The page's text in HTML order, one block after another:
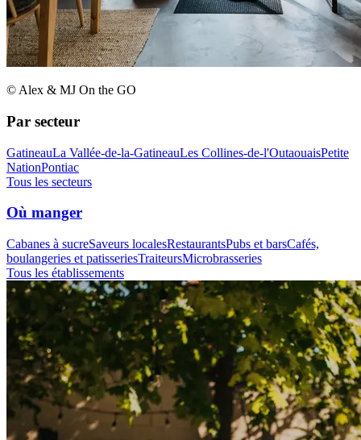
© Alex & MJ On the GO
Par secteur
GatineauLa Vallée-de-la-GatineauLes Collines-de-l'OutaouaisPetite
NationPontiac
Tous les secteurs
Où manger
Cabanes à sucreSaveurs localesRestaurantsPubs et barsCafés,
boulangeries et patisseriesTraiteursMicrobrasseries
Tous les établissements